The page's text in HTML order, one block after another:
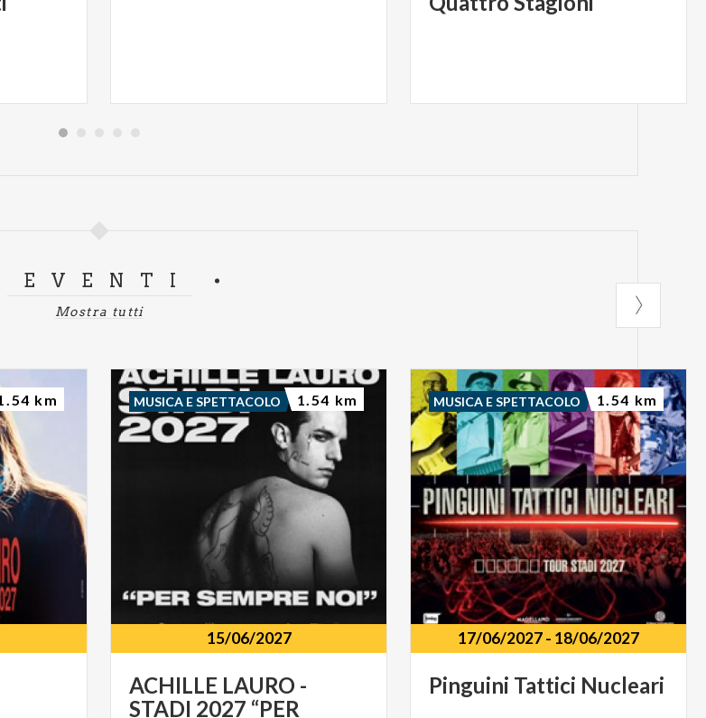
EVENTI
Mostra tutti
km
15/06/2027
ACHILLE LAURO -
STADI 2027 “PER
MUSICA E SPETTACOLO 1.54 km
17/06/2027- 18/06/2027
Pinguini Tattici Nucleari
MUSICA E SPETTACOLO 1.54 km